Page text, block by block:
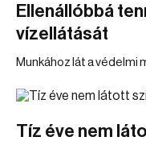
Ellenállóbbá
vízellátását
Munkához lát a védelmi
Tíz éve nem